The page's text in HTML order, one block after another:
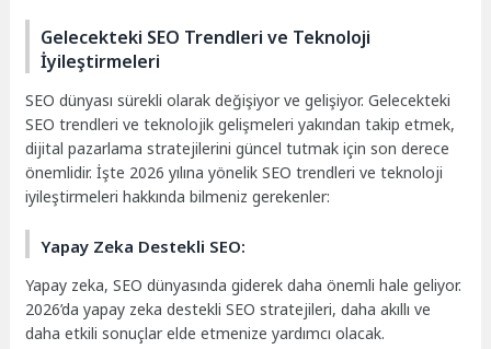
Gelecekteki SEO Trendleri ve Teknoloji
İyileştirmeleri
SEO dünyası sürekli olarak değişiyor ve gelişiyor. Gelecekteki
SEO trendleri ve teknolojik gelişmeleri yakından takip etmek,
dijital pazarlama stratejilerini güncel tutmak için son derece
önemlidir. İşte 2026 yılına yönelik SEO trendleri ve teknoloji
iyileştirmeleri hakkında bilmeniz gerekenler:
Yapay Zeka Destekli SEO:
Yapay zeka, SEO dünyasında giderek daha önemli hale geliyor.
2026’da yapay zeka destekli SEO stratejileri, daha akıllı ve
daha etkili sonuçlar elde etmenize yardımcı olacak.